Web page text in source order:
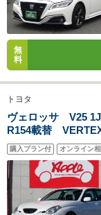
無
料
トヨタ
ヴェロッサ V25
R154載替
ンチAW SARDス
ンタークーラー&
マルチ 純正OPグ
購入プラン付 オンライン